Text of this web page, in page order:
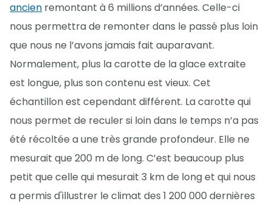
ancien remontant à 6 millions d’années. Celle-ci
nous permettra de remonter dans le passé plus loin
que nous ne l’avons jamais fait auparavant.
Normalement, plus la carotte de la glace extraite
est longue, plus son contenu est vieux. Cet
échantillon est cependant différent. La carotte qui
nous permet de reculer si loin dans le temps n’a pas
été récoltée a une très grande profondeur. Elle ne
mesurait que 200 m de long. C’est beaucoup plus
petit que celle qui mesurait 3 km de long et qui nous
a permis d'illustrer le climat des 1 200 000 dernières